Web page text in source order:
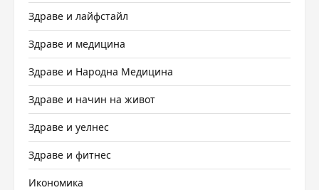
Здраве и лайфстайл
Здраве и медицина
Здраве и Народна Медицина
Здраве и начин на живот
Здраве и уелнес
Здраве и фитнес
Икономика